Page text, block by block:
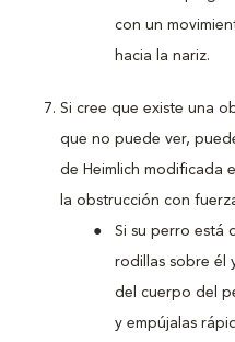
con un
hacia la nariz.
Si cree que existe una
que no puede ver,
de Heimlich modificada
la obstrucción con
Si su perro está
rodillas sobre él
del cuerpo del
y empújalas